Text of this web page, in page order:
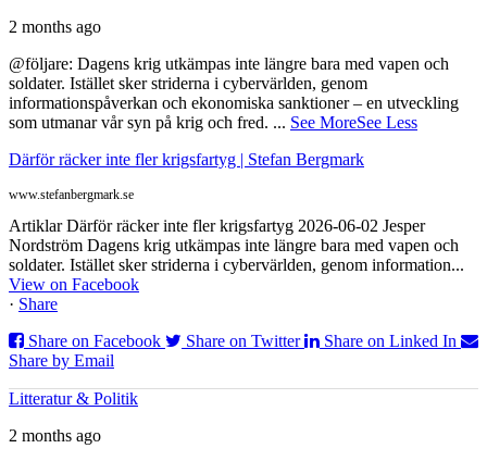
2 months ago
@följare: Dagens krig utkämpas inte längre bara med vapen och
soldater. Istället sker striderna i cybervärlden, genom
informationspåverkan och ekonomiska sanktioner – en utveckling
som utmanar vår syn på krig och fred. ... See MoreSee Less
Därför räcker inte fler krigsfartyg | Stefan Bergmark
www.stefanbergmark.se
Artiklar Därför räcker inte fler krigsfartyg 2026-06-02 Jesper
Nordström Dagens krig utkämpas inte längre bara med vapen och
soldater. Istället sker striderna i cybervärlden, genom information...
View on Facebook
· Share
Share on Facebook
Share on Twitter
Share on Linked In
Share by Email
Litteratur & Politik
2 months ago